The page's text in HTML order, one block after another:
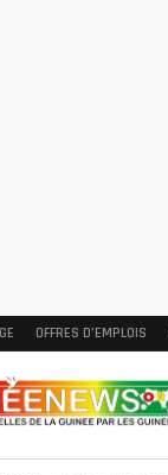
OFFRES D’EMPLOIS